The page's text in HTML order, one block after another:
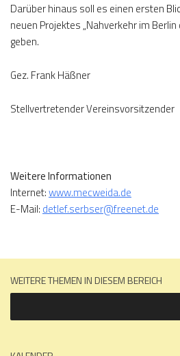
Darüber hinaus soll es einen ersten
neuen Projektes „Nahverkehr im Berlin
geben.
Gez. Frank Häßner
Stellvertretender Vereinsvorsitzender
Weitere Informationen
Internet:www.mecweida.de
E-Mail: detlef.serbser@freenet.de
WEITERE THEMEN IN DIESEM BEREICH